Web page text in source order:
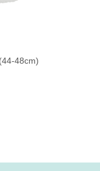
48cm)